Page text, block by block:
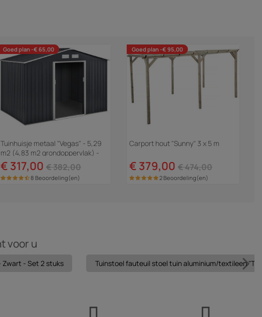
Goed plan -€ 65,00
Tuinhuisje metaal "Vegas" - 5,29
m2 (4,83 m2 grondoppervlak) -
Grijs
€ 317,00 € 382,00
8 Beoordeling(en)
Goed plan -€ 95,00
Carport hout "Sunny" 3 x 5 m
€ 379,00 € 474,00
2 Beoordeling(en)
voor u
Zwart - Set 2 stuks Tuinstoel fauteuil stoel tuin aluminium/textileen